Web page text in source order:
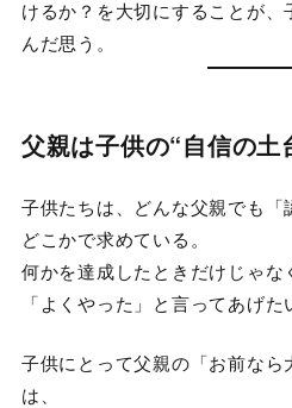
けるか？を大切にすることが
んだ思う。
父親は子供の“自信の土
子供たちは、どんな父親でも
どこかで求めている。
何かを達成したときだけじゃ
「よくやった」と言ってあげた
子供にとって父親の「お前な
は、